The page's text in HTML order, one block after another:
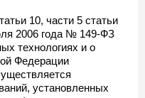
10, части 5 статьи
2006 года № 149-ФЗ
технологиях и о
Федерации
установленных